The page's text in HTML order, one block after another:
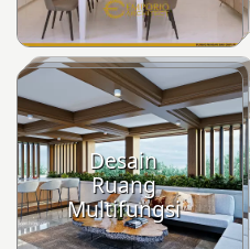
Desain
Ruang
Multifungsi